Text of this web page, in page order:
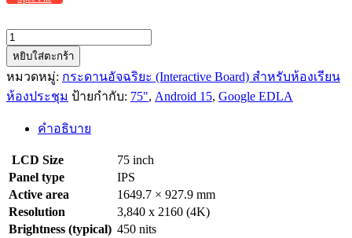
จำนวน
BenQ
RP7504
(Interactive
Board)
หยิบใส่ตะกร้า
หมวดหมู่: กระดานอัจฉริยะ (Interactive Board) สำหรับห้องเรียน
ห้องประชุม ป้ายกำกับ: 75", Android 15, Google EDLA
คำอธิบาย
LCD Size
75 inch
Panel type
IPS
Active area
1649.7 × 927.9 mm
Resolution
3,840 x 2160 (4K)
Brightness (typical) 450 nits